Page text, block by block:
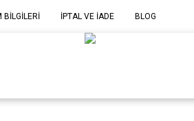
BİLGİLERİ İPTAL VE İADE BLOG